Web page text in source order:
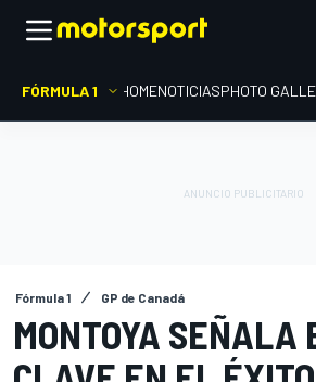
FÓRMULA 1 HOMENOTICIASPHOTO
Fórmula 1 GP de Canadá
MONTOYA SEÑALA